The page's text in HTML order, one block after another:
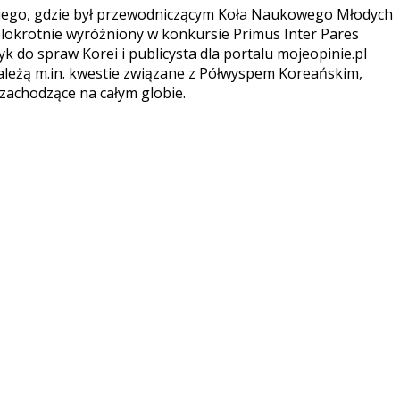
gdzie był przewodniczącym Koła Naukowego Młodych
wyróżniony w konkursie Primus Inter Pares
do spraw Korei i publicysta dla portalu mojeopinie.pl
m.in. kwestie związane z Półwyspem Koreańskim,
na całym globie.